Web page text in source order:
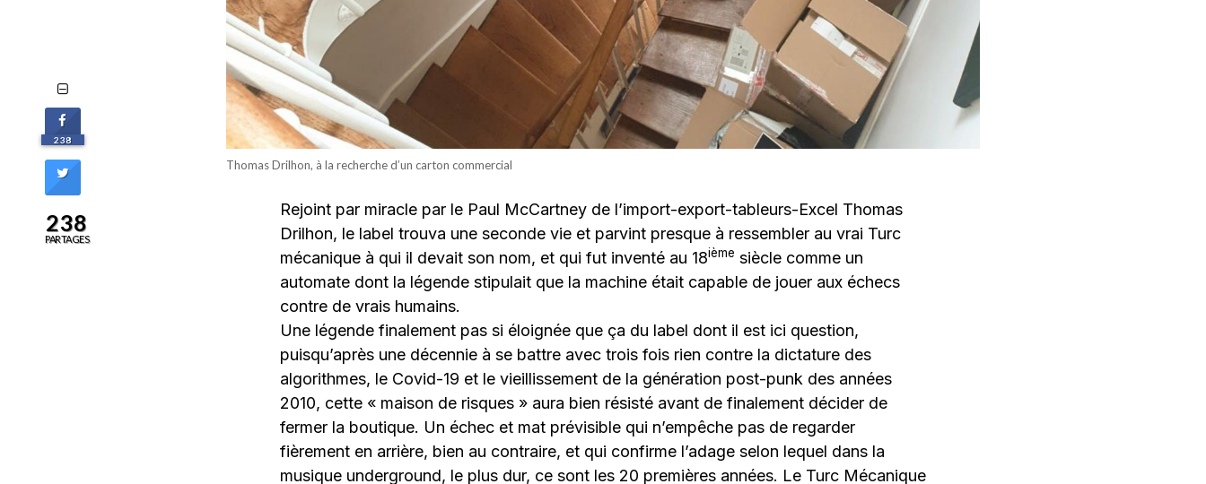
Thomas Drilhon, à la recherche d’un carton commercial
Rejoint par miracle par le Paul McCartney de l’import-export-tableurs-Excel Thomas
Drilhon, le label trouva une seconde vie et parvint presque à ressembler au vrai Turc
mécanique à qui il devait son nom, et qui fut inventé au 18ième siècle comme un
automate dont la légende stipulait que la machine était capable de jouer aux échecs
contre de vrais humains.
Une légende finalement pas si éloignée que ça du label dont il est ici question,
puisqu’après une décennie à se battre avec trois fois rien contre la dictature des
algorithmes, le Covid-19 et le vieillissement de la génération post-punk des années
2010, cette « maison de risques » aura bien résisté avant de finalement décider de
fermer la boutique. Un échec et mat prévisible qui n’empêche pas de regarder
fièrement en arrière, bien au contraire, et qui confirme l’adage selon lequel dans la
musique underground, le plus dur, ce sont les 20 premières années. Le Turc Mécanique
238
238
PARTAGES